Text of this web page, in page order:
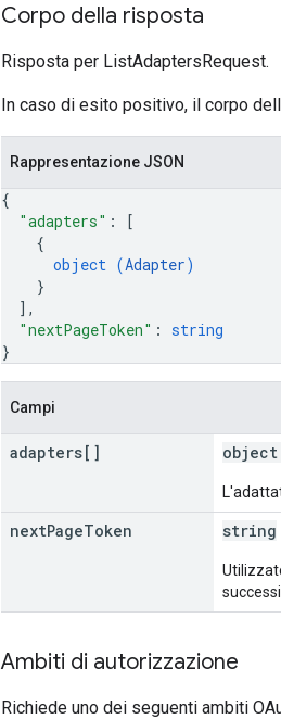
Corpo della risposta
Risposta per ListAdaptersRequest.
In caso di esito positivo, il corpo
Rappresentazione JSON
{
"adapters" :
[
{
object (Adapter)
}
] ,
"nextPageToken" : string
}
Campi
adapters[]
nextPageToken string
Ambiti di autorizzazione
Richiede uno dei seguenti ambiti